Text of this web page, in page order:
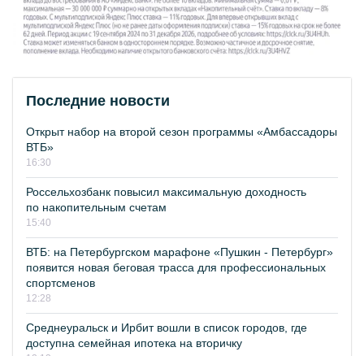
Последние новости
Открыт набор на второй сезон программы «Амбассадоры
ВТБ»
16:30
Россельхозбанк повысил максимальную доходность
по накопительным счетам
15:40
ВТБ: на Петербургском марафоне «Пушкин - Петербург»
появится новая беговая трасса для профессиональных
спортсменов
12:28
Среднеуральск и Ирбит вошли в список городов, где
доступна семейная ипотека на вторичку